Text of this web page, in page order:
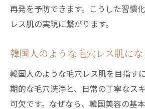
再発を予防できます。こうした習慣
レス肌の実現に繋がります。
韓国人のような毛穴レス肌に
韓国人のような毛穴レス肌を目指す
期的な毛穴洗浄と、日常の丁寧なス
可欠です。なぜなら、韓国美容の基